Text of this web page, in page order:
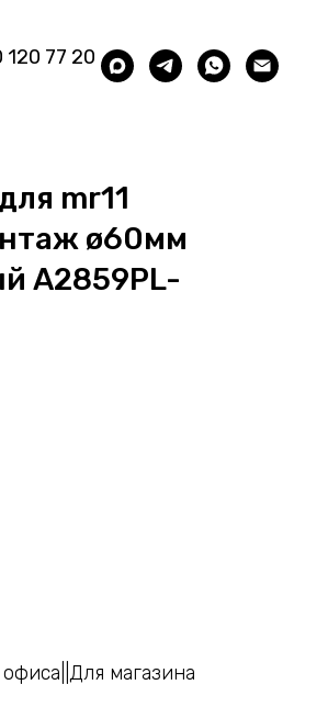
120 77 20
mr11
ø60мм
A2859PL-
магазина